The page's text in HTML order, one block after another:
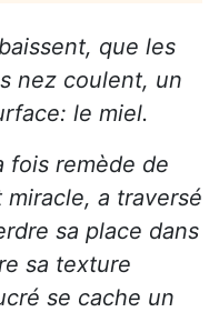
que les
nez coulent, un
le miel.
fois remède de
a traversé
sa place dans
sa texture
se cache un